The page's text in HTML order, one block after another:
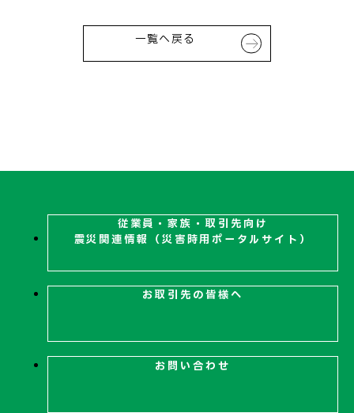
一覧へ戻る
従業員・家族・取引先向け
震災関連情報（災害時用ポータルサイト）
お取引先の皆様へ
お問い合わせ